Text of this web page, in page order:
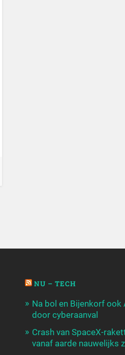
NU – TECH
Na bol en Bijenkorf ook
door cyberaanval
Crash van SpaceX-
vanaf aarde nauwelijks